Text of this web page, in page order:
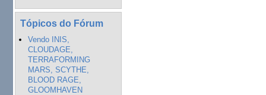
Tópicos do Fórum
Vendo INIS,
CLOUDAGE,
TERRAFORMING
MARS, SCYTHE,
BLOOD RAGE,
GLOOMHAVEN